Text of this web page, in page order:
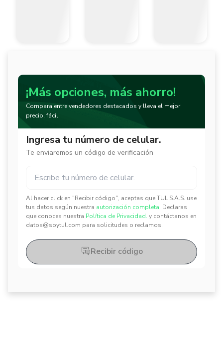
¡Más opciones, más ahorro!
Compara entre vendedores destacados y lleva el mejor
precio, fácil.
Ingresa tu número de celular.
Te enviaremos un código de verificación
Al hacer click en "Recibir código", aceptas que TUL S.A.S. use
tus datos según nuestra autorización completa. Declaras
que conoces nuestra Política de Privacidad. y contáctanos en
datos@soytul.com para solicitudes o reclamos.
✕
✕
Recibir código